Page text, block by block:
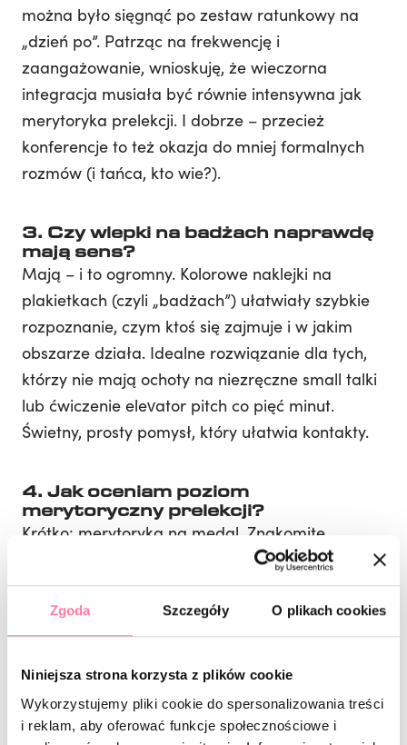
Zgoda Szczegóły O plikach cookies
Niniejsza strona korzysta z plików cookie
Wykorzystujemy pliki cookie do spersonalizowania treści
i reklam, aby oferować funkcje społecznościowe i
można było sięgnąć po zestaw ratunkowy na
„dzień po”. Patrząc na frekwencję i
zaangażowanie, wnioskuję, że wieczorna
integracja musiała być równie intensywna jak
merytoryka prelekcji. I dobrze – przecież
konferencje to też okazja do mniej formalnych
rozmów (i tańca, kto wie?).
3. Czy wlepki na badżach naprawdę
mają sens?
Mają – i to ogromny. Kolorowe naklejki na
plakietkach (czyli „badżach”) ułatwiały szybkie
rozpoznanie, czym ktoś się zajmuje i w jakim
obszarze działa. Idealne rozwiązanie dla tych,
którzy nie mają ochoty na niezręczne small talki
lub ćwiczenie elevator pitch co pięć minut.
Świetny, prosty pomysł, który ułatwia kontakty.
4. Jak oceniam poziom
merytoryczny prelekcji?
Krótko: merytoryka na medal. Znakomite
wystąpienia, aktualne dane, praktyczne
wskazówki i konkretne przykłady – bez
przesadnej autopromocji, za to z wartością,
którą można od razu wdrożyć. Żałuję, że
mogłam być tylko jeden dzień – bo wygląda na